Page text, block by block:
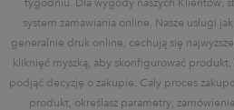
system zamawiania online. Nasze usługi
generalnie druk online, cechują się
kliknięć myszką, aby skonfigurować
podjąć decyzję o zakupie. Cały proces
produkt, określasz parametry,